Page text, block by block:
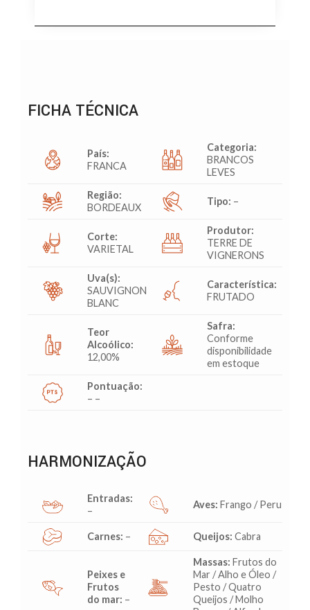
FICHA TÉCNICA
País:
FRANCA
Categoria:
BRANCOS
LEVES
Região:
BORDEAUX
Tipo: –
Corte:
VARIETAL
Produtor:
TERRE DE
VIGNERONS
Uva(s):
SAUVIGNON
BLANC
Característica:
FRUTADO
Teor
Alcoólico:
12,00%
Safra:
Conforme
disponibilidade
em estoque
Pontuação:
– –
HARMONIZAÇÃO
Entradas:
–
Aves: Frango / Peru
Carnes: – Queijos: Cabra
Peixes e
Frutos
do mar: –
Massas: Frutos do
Mar / Alho e Óleo /
Pesto / Quatro
Queijos / Molho